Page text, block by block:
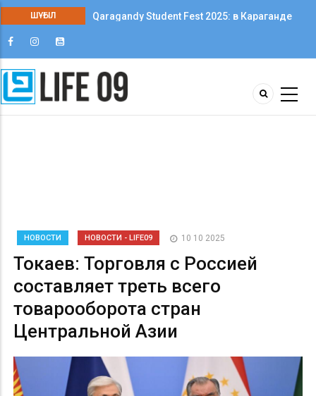
ШҰҒЫЛ
Qaragandy Student Fest 2025: в Караганде
НОВОСТИ НОВОСТИ - LIFE09 10 10 2025
Токаев: Торговля с Россией
составляет треть всего
товарооборота стран
Центральной Азии